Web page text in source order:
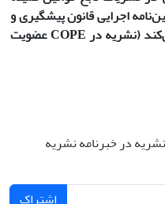
اجرایی قانون پیشگیری و
مقابله با تقلب در آثار علمی پیروی می‌کند (نشریه در COPE عضویت
در خبرنامه نشریه